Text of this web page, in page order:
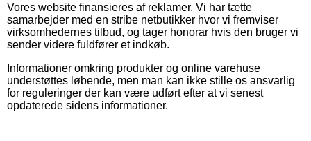
Vores website finansieres af reklamer. Vi har tætte
samarbejder med en stribe netbutikker hvor vi fremviser
virksomhedernes tilbud, og tager honorar hvis den bruger vi
sender videre fuldfører et indkøb.
Informationer omkring produkter og online varehuse
understøttes løbende, men man kan ikke stille os ansvarlig
for reguleringer der kan være udført efter at vi senest
opdaterede sidens informationer.